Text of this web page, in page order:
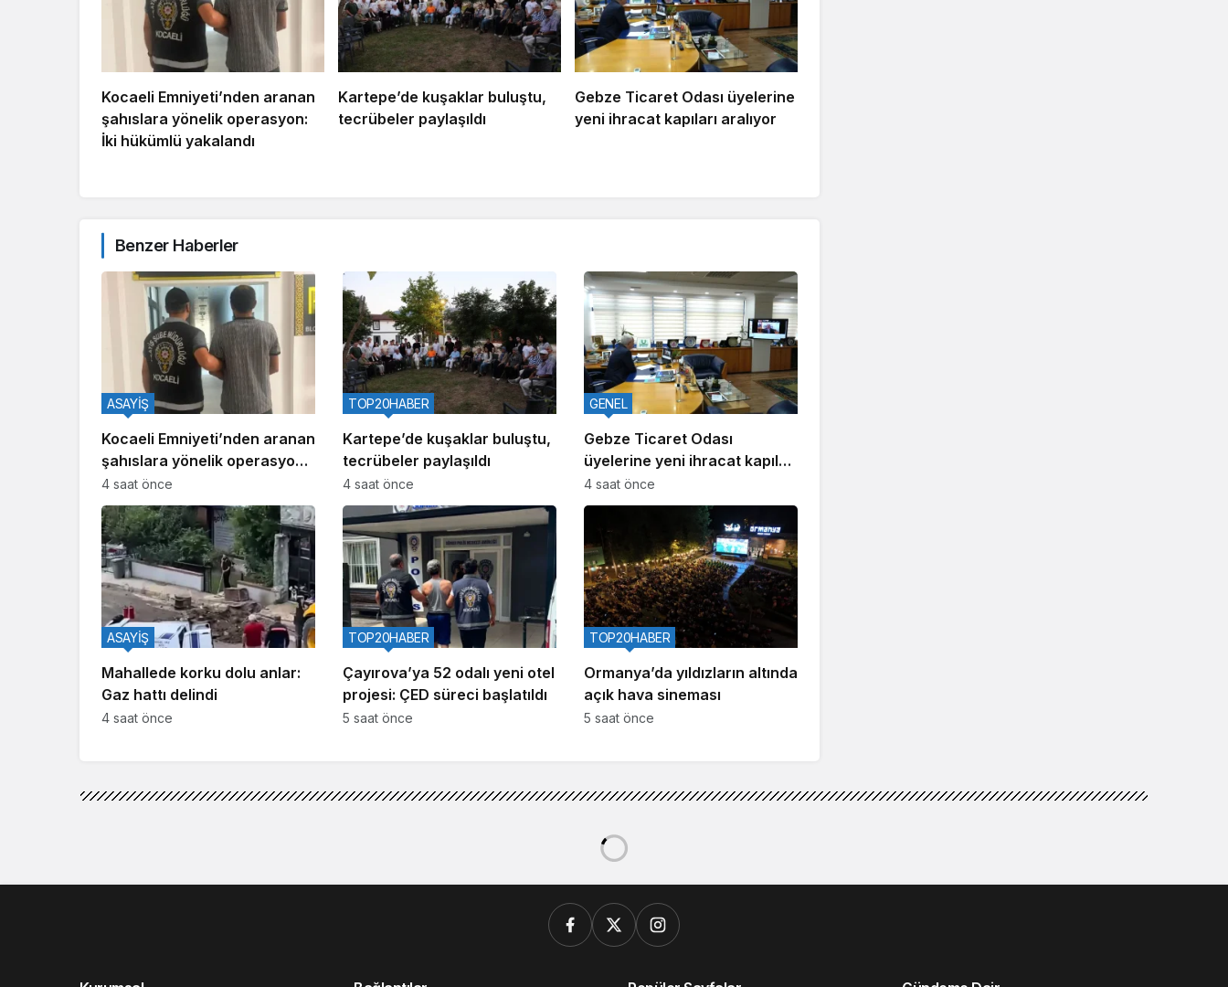
Kocaeli Emniyeti’nden aranan
şahıslara yönelik operasyon:
İki hükümlü yakalandı
Kartepe’de kuşaklar buluştu,
tecrübeler paylaşıldı
Gebze Ticaret Odası üyelerine
yeni ihracat kapıları aralıyor
Benzer Haberler
Kocaeli Emniyeti’nden aranan
şahıslara yönelik operasyon:
İki hükümlü yakalandı
ASAYİŞ
4 saat önce
Kartepe’de kuşaklar buluştu,
tecrübeler paylaşıldı
TOP20HABER
4 saat önce
Gebze Ticaret Odası
üyelerine yeni ihracat kapıları
aralıyor
GENEL
4 saat önce
Mahallede korku dolu anlar:
Gaz hattı delindi
ASAYİŞ
4 saat önce
Çayırova’ya 52 odalı yeni otel
projesi: ÇED süreci başlatıldı
TOP20HABER
5 saat önce
Ormanya’da yıldızların altında
açık hava sineması
TOP20HABER
5 saat önce